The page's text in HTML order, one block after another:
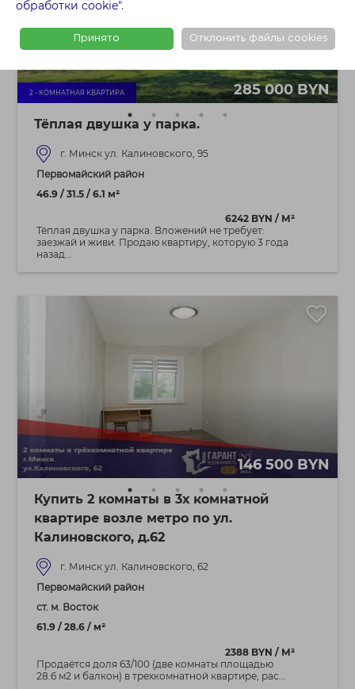
обработки cookie".
Принято Отклонить файлы cookies
2 - КОМНАТНАЯ КВАРТИРА 285 000 BYN
Тёплая двушка у парка.
г. Минск ул. Калиновского, 95
Первомайский район
46.9 / 31.5 / 6.1 м²
6242 BYN / М²
Тёплая двушка у парка. Вложений не требует:
заезжай и живи. Продаю квартиру, которую 3 года
назад...
146 500 BYN
Купить 2 комнаты в 3х комнатной
квартире возле метро по ул.
Калиновского, д.62
г. Минск ул. Калиновского, 62
Первомайский район
ст. м. Восток
61.9 / 28.6 / м²
2388 BYN / М²
Продаётся доля 63/100 (две комнаты площадью
28.6 м2 и балкон) в трехкомнатной квартире, рас...